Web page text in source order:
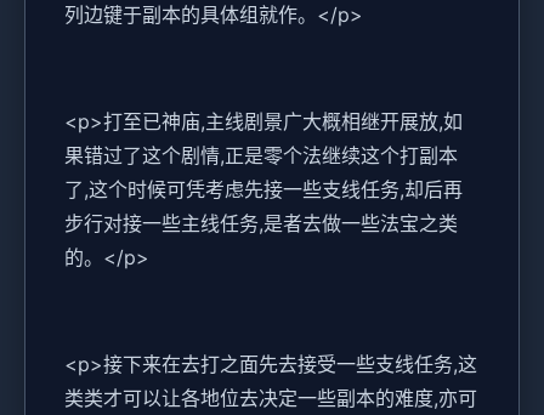
列边键于副本的具体组就作。</p>
<p>打至已神庙,主线剧景广大概相继开展放,如
果错过了这个剧情,正是零个法继续这个打副本
了,这个时候可凭考虑先接一些支线任务,却后再
步行对接一些主线任务,是者去做一些法宝之类
的。</p>
<p>接下来在去打之面先去接受一些支线任务,这
类类才可以让各地位去决定一些副本的难度,亦可